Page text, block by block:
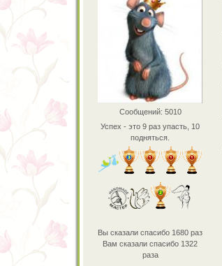
Сообщений: 5010
Успех - это 9 раз упасть, 10
подняться.
Вы сказали спасибо 1680 раз
Вам сказали спасибо 1322
раза